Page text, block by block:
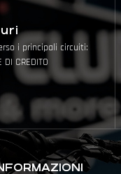
i principali circuiti:
DI CREDITO